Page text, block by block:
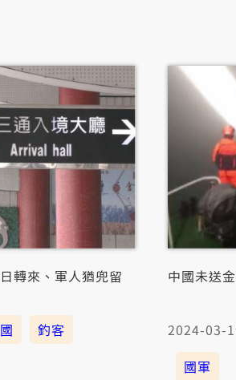
轉來、軍人猶兜留
釣客
中國未送
2024-03-
國軍